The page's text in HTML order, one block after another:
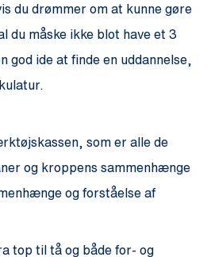
du drømmer om at kunne gøre
du måske ikke blot have et 3
ide at finde en uddannelse,
som er alle de
og kroppens sammenhænge
og forståelse af
top til tå og både for- og